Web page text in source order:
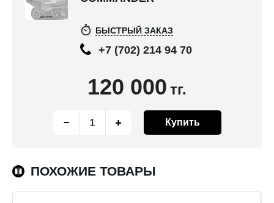
БЫСТРЫЙ ЗАКАЗ
+7 (702) 214 94 70
120 000 тг.
Купить
ПОХОЖИЕ ТОВАРЫ